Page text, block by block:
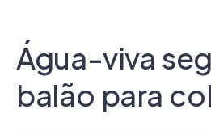
Água-viva
balão para